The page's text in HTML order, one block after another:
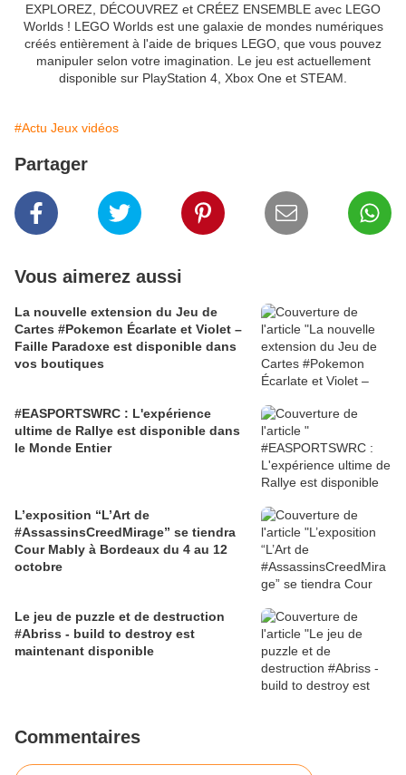
EXPLOREZ, DÉCOUVREZ et CRÉEZ ENSEMBLE avec LEGO
Worlds ! LEGO Worlds est une galaxie de mondes numériques
créés entièrement à l'aide de briques LEGO, que vous pouvez
manipuler selon votre imagination. Le jeu est actuellement
disponible sur PlayStation 4, Xbox One et STEAM.
#Actu Jeux vidéos
Partager
Vous aimerez aussi
La nouvelle extension du Jeu de
Cartes #Pokemon Écarlate et Violet –
Faille Paradoxe est disponible dans
vos boutiques
#EASPORTSWRC : L'expérience
ultime de Rallye est disponible dans
le Monde Entier
L’exposition “L’Art de
#AssassinsCreedMirage” se tiendra
Cour Mably à Bordeaux du 4 au 12
octobre
Le jeu de puzzle et de destruction
#Abriss - build to destroy est
maintenant disponible
Commentaires